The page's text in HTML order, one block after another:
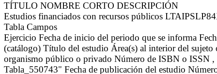
TÍTULO NOMBRE CORTO DESCRIPCIÓN
Estudios financiados con recursos públicos
Tabla Campos
Ejercicio Fecha de inicio del periodo que se informa
(catálogo) Título del estudio Área(s) al interior del
organismo público o privado Número de ISBN o ISSN ,
Tabla_550743" Fecha de publicación del estudio